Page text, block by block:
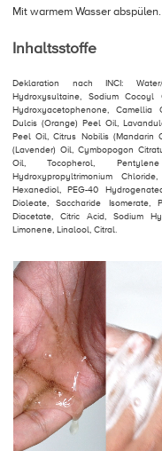
Mit warmem Wasser abspülen.
Inhaltsstoffe
Deklaration nach INCI: Water/
Hydroxysultaine, Sodium Cocoyl
Hydroxyacetophenone, Camellia
Dulcis (Orange) Peel Oil,
Peel Oil, Citrus Nobilis (Mandarin
(Lavender) Oil, Cymbopogon
Oil, Tocopherol,
Hydroxypropyltrimonium
Hexanediol, PEG-40
Dioleate, Saccharide Isomerate,
Diacetate, Citric Acid, Sodium
Limonene, Linalool, Citral.